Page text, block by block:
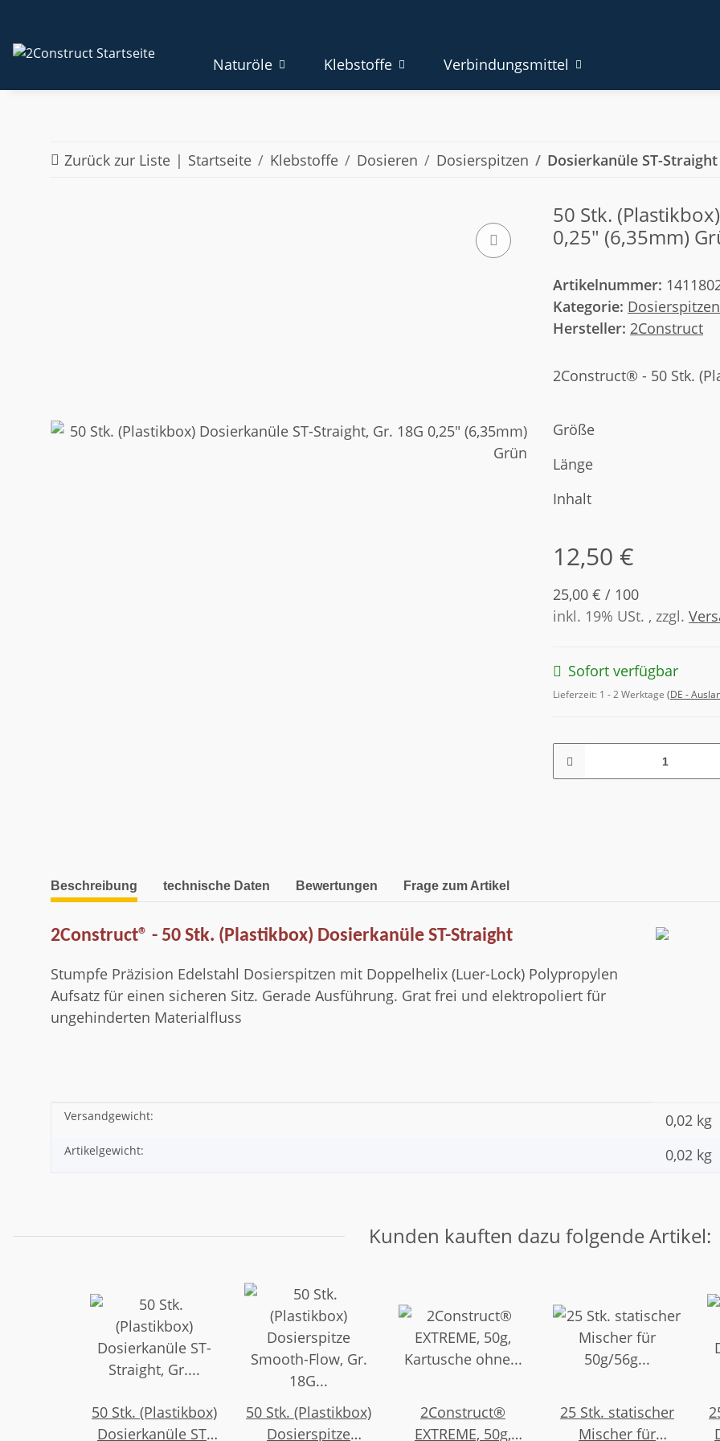
Naturöle Klebstoffe Verbindungsmittel
Zurück zur Liste Startseite Klebstoffe Dosieren Dosierspitzen Dosierkanüle ST-Straight
50 Stk.
0,25" (6,35mm)
Artikelnummer:
Kategorie: Dosierspitzen
Hersteller: 2Construct
2Construct® - 50 Stk.
Größe
Länge
Inhalt
12,50 €
25,00 € / 100
inkl. 19% USt. , zzgl.
Sofort verfügbar
Lieferzeit: 1 - 2 Werktage (DE -
weitere Registerkarten anzeigen
Beschreibung technische Daten Bewertungen Frage zum Artikel
2Construct® - 50 Stk. (Plastikbox) Dosierkanüle ST-Straight
Stumpfe Präzision Edelstahl Dosierspitzen mit Doppelhelix (Luer-Lock) Polypropylen
Aufsatz für einen sicheren Sitz. Gerade Ausführung. Grat frei und elektropoliert für
ungehinderten Materialfluss
Produkteigenschaft
Wert
Versandgewicht: 0,02 kg
Artikelgewicht: 0,02 kg
Kunden kauften dazu folgende Artikel:
50 Stk. (Plastikbox)
Dosierkanüle ST-
50 Stk. (Plastikbox)
Dosierspitze
2Construct®
EXTREME, 50g,
25 Stk. statischer
Mischer für